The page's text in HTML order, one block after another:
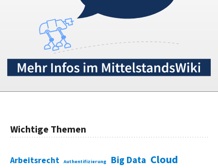
Wichtige Themen
Arbeitsrecht Authentifizierung Big Data Cloud